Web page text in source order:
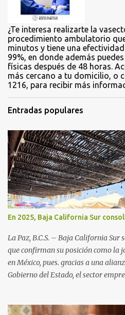
¿Te interesa realizarte la
procedimiento ambulatorio
minutos y tiene una
99%, en donde además
físicas después de 48 horas.
más cercano a tu domicilio, o
1216, para recibir más
Entradas populares
En 2025, Baja California Sur
La Paz, B.C.S. – Baja California Sur
que confirman su posición como la
en México, pues. gracias a una
Gobierno del Estado, el sector
una derrama económica sin